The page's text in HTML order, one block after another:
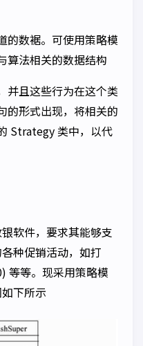
的数裾。可使用策略模
算法相关的数据结构
并且这些行为在这个类
的形式出现，将相关的
Strategy 类中，以代
软件，要求其能够支
种促销活动，如打
等等。现采用策略模
下所示